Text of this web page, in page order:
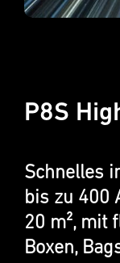
P8S
Schnelles
bis zu 400
20 m², mit
Boxen,